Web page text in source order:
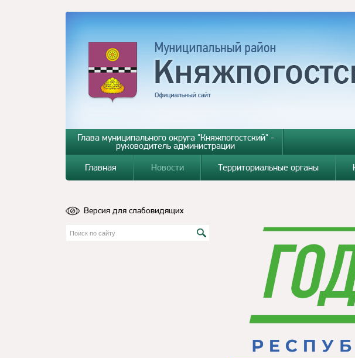
Глава муниципального округа "Княжпогостский" -
руководитель администрации
Главная Новости Территориальные органы
Версия для слабовидящих